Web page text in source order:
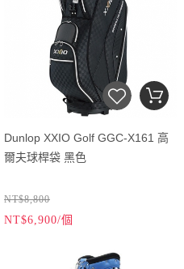
Dunlop XXIO Golf GGC-X161 高
爾夫球桿袋 黑色
NT$8,800
NT$6,900/個